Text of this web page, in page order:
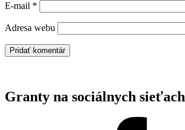
E-mail *
Adresa webu
Granty na sociálnych sieťach